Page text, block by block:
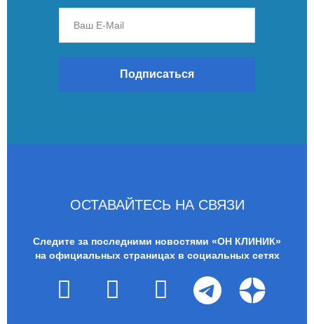
Подписаться
ОСТАВАЙТЕСЬ НА СВЯЗИ
Следите за последними новостями «ОН КЛИНИК»
на официальных страницах в социальных сетях